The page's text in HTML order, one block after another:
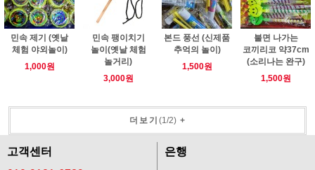
민속 제기 (옛날
체험 야외놀이)
1,000원
민속 팽이치기
놀이(옛날 체험
놀거리)
3,000원
본드 풍선 (신제품
추억의 놀이)
1,500원
불면 나가는
코끼리코 약37cm
(소리나는 완구)
1,500원
더보기 (1/2)+
고객센터
은행